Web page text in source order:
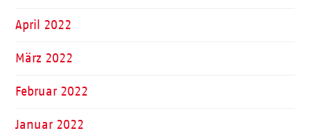
April 2022
März 2022
Februar 2022
Januar 2022